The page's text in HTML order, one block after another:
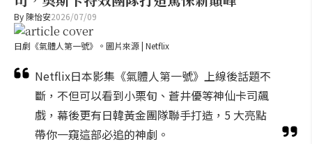
By 陳怡安2026/07/09
日劇《氣體人第一號》。圖片來源 | Netflix
Netflix日本影集《氣體人第一號》上線後話題不
斷，不但可以看到小栗旬、蒼井優等神仙卡司飆
戲，幕後更有日韓黃金團隊聯手打造，5 大亮點
帶你一窺這部必追的神劇。